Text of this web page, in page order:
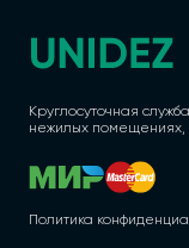
Круглосуточная
нежилых помещениях,
Политика